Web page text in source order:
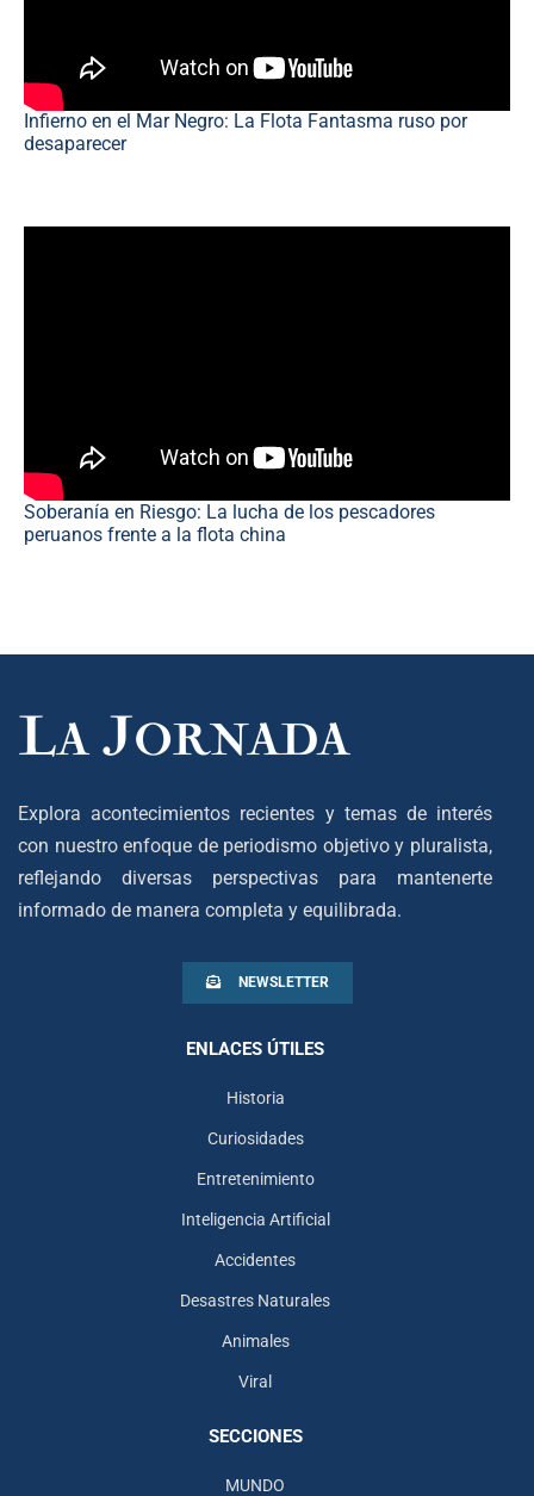
Infierno en el Mar Negro: La Flota Fantasma ruso por
desaparecer
Soberanía en Riesgo: La lucha de los pescadores
peruanos frente a la flota china
Explora acontecimientos recientes y temas de interés
con nuestro enfoque de periodismo objetivo y pluralista,
reflejando diversas perspectivas para mantenerte
informado de manera completa y equilibrada.
NEWSLETTER
ENLACES ÚTILES
Historia
Curiosidades
Entretenimiento
Inteligencia Artificial
Accidentes
Desastres Naturales
Animales
Viral
SECCIONES
MUNDO